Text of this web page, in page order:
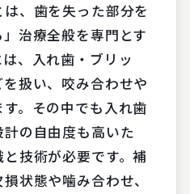
、歯を失った部分を
」治療全般を専門とす
、入れ歯・ブリッ
扱い、咬み合わせや
。その中でも入れ歯
の自由度も高いた
技術が必要です。補
状態や噛み合わせ、